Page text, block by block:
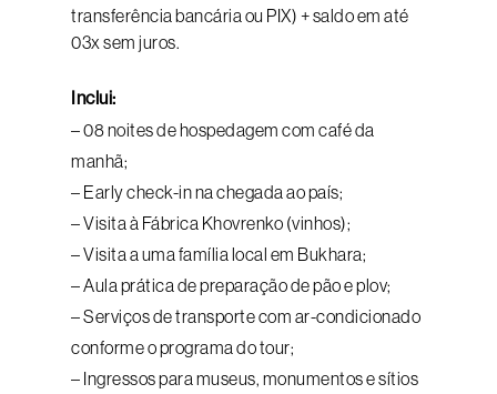
transferência bancária ou PIX) + saldo em até
03x sem juros.
Inclui:
– 08 noites de hospedagem com café da
manhã;
– Early check-in na chegada ao país;
– Visita à Fábrica Khovrenko (vinhos);
– Visita a uma família local em Bukhara;
– Aula prática de preparação de pão e plov;
– Serviços de transporte com ar-condicionado
conforme o programa do tour;
– Ingressos para museus, monumentos e sítios